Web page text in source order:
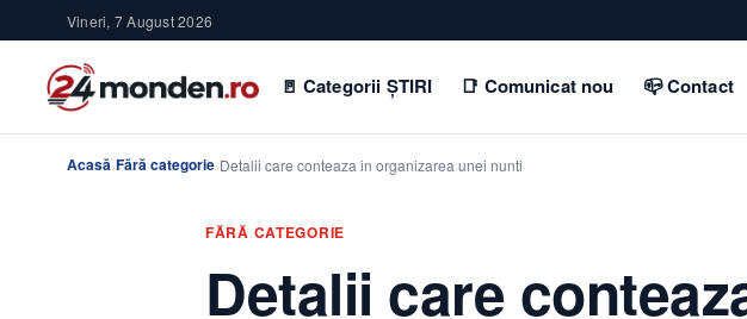
Vineri, 7 August 2026
🚪 Categorii ȘTIRI 📑 Comunicat nou 📪 Contact
Acasă›Fără categorie›Detalii care conteaza in organizarea unei nunti
FĂRĂ CATEGORIE
Detalii care